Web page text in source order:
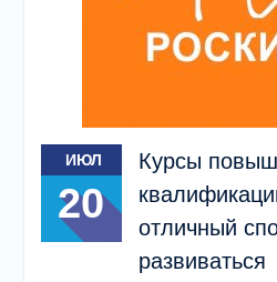
ИЮЛ
20
Курсы
отличный
развиваться